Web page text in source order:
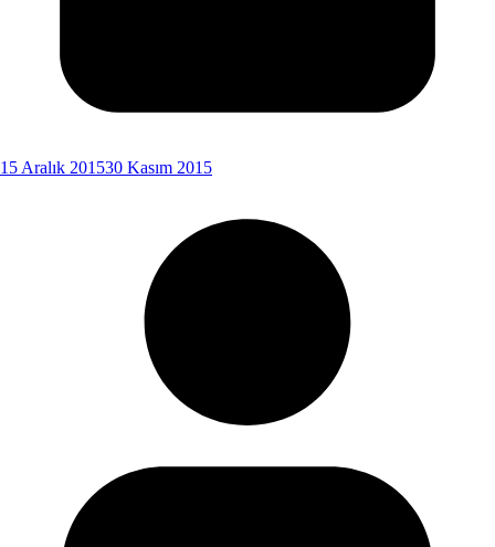
15 Aralık 201530 Kasım 2015